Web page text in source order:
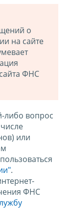
о
на сайте
ФНС
либо вопрос
или
.
ФНС